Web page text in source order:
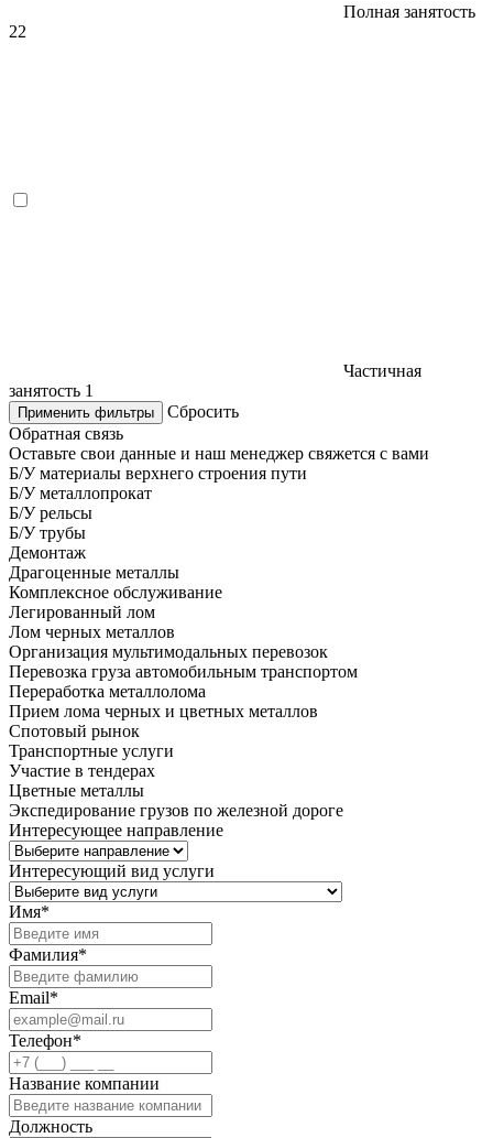
Полная занятость
22
Частичная
занятость 1
Применить фильтры
Сбросить
Обратная связь
Оставьте свои данные и наш менеджер свяжется с вами
Б/У материалы верхнего строения пути
Б/У металлопрокат
Б/У рельсы
Б/У трубы
Демонтаж
Драгоценные металлы
Комплексное обслуживание
Легированный лом
Лом черных металлов
Организация мультимодальных перевозок
Перевозка груза автомобильным транспортом
Переработка металлолома
Прием лома черных и цветных металлов
Спотовый рынок
Транспортные услуги
Участие в тендерах
Цветные металлы
Экспедирование грузов по железной дороге
Интересующее направление
Интересующий вид услуги
Имя*
Фамилия*
Email*
Телефон*
Название компании
Должность